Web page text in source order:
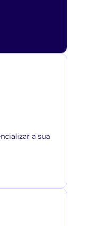
a sua